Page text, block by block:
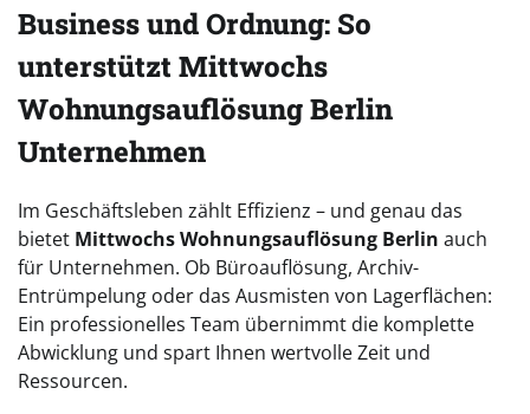
Business und Ordnung: So
unterstützt Mittwochs
Wohnungsauflösung Berlin
Unternehmen
Im Geschäftsleben zählt Effizienz – und genau das
bietet Mittwochs Wohnungsauflösung Berlin auch
für Unternehmen. Ob Büroauflösung, Archiv-
Entrümpelung oder das Ausmisten von Lagerflächen:
Ein professionelles Team übernimmt die komplette
Abwicklung und spart Ihnen wertvolle Zeit und
Ressourcen.